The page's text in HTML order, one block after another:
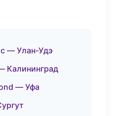
— Улан-Удэ
Калининград
— Уфа